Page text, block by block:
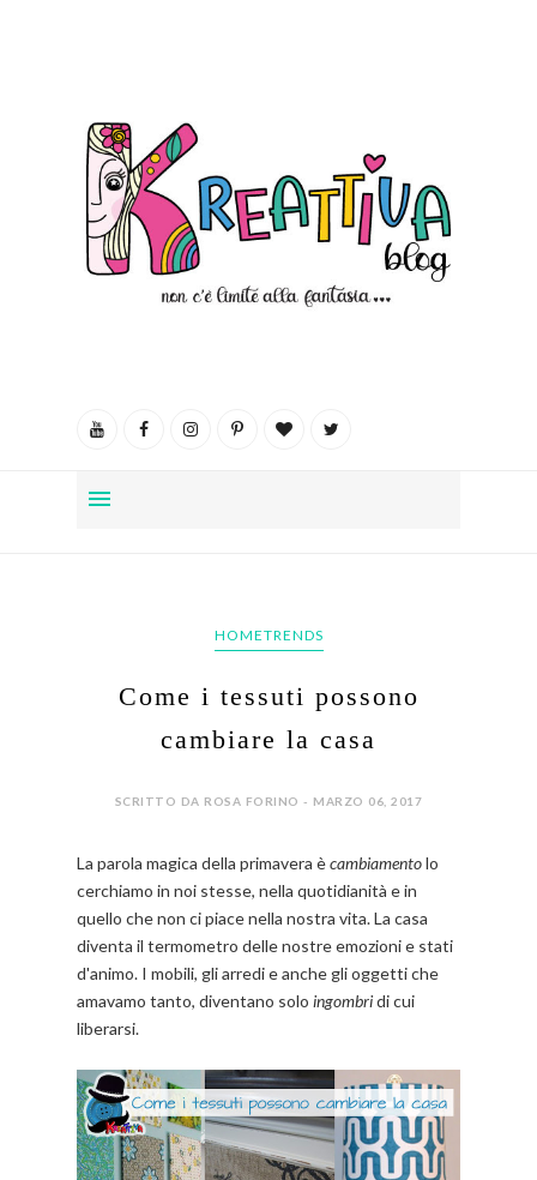
HOMETRENDS
Come i tessuti possono
cambiare la casa
SCRITTO DA ROSA FORINO - MARZO 06, 2017
La parola magica della primavera ècambiamentolo
cerchiamo in noi stesse, nella quotidianità e in
quello che non ci piace nella nostra vita. La casa
diventa il termometro delle nostre emozioni e stati
d'animo. I mobili, gli arredi e anche gli oggetti che
amavamo tanto, diventano solo ingombridi cui
liberarsi.